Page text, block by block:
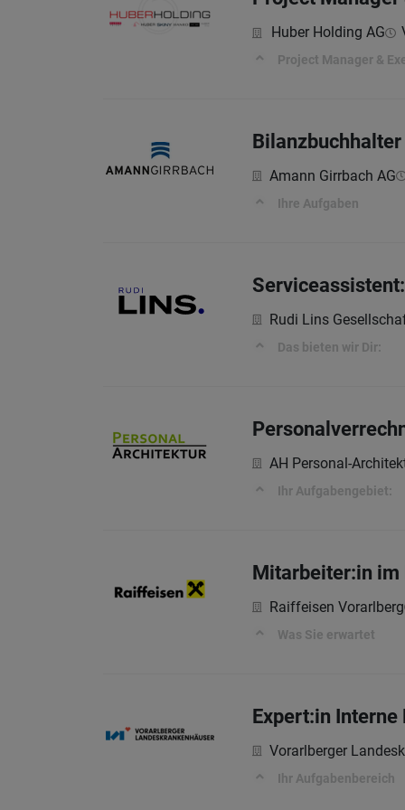
Huber Holding AG
Project Manager &
Amann Girrbach AG
Ihre Aufgaben
Rudi Lins
Das bieten wir Dir:
AH Personal-
Ihr Aufgabengebiet:
Mitarbeiter:in im
Raiffeisen Vorarlberg
Was Sie erwartet
Expert:in
Vorarlberger
Ihr Aufgabenbereich